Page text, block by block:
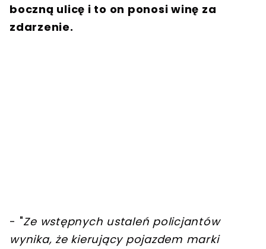
boczną ulicę i to on ponosi winę za
zdarzenie.
- "Ze wstępnych ustaleń policjantów
wynika, że kierujący pojazdem marki